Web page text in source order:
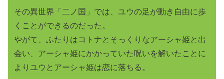
その異世界「二ノ国」では、ユウの足が動き自由に歩
くことができるのだった。
やがて、ふたりはコトナとそっくりなアーシャ姫と出
会い、アーシャ姫にかかっていた呪いを解いたことに
よりユウとアーシャ姫は恋に落ちる。